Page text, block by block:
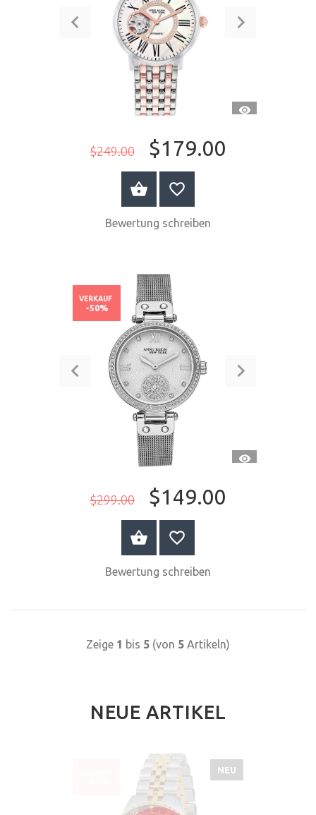
$249.00 $179.00
JETZT KAUFEN
Bewertung schreiben
$299.00 $149.00
VERKAUF
-50%
JETZT KAUFEN
Bewertung schreiben
Zeige 1 bis 5 (von 5 Artikeln)
NEUE ARTIKEL
NEU